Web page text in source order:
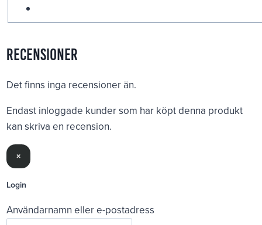
Recensioner
Det finns inga recensioner än.
Endast inloggade kunder som har köpt denna produkt
kan skriva en recension.
×
Login
Användarnamn eller e-postadress